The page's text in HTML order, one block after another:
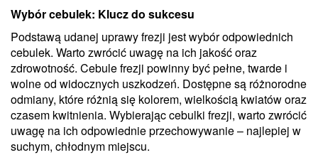
Wybór cebulek: Klucz do sukcesu
Podstawą udanej uprawy frezji jest wybór odpowiednich
cebulek. Warto zwrócić uwagę na ich jakość oraz
zdrowotność. Cebule frezji powinny być pełne, twarde i
wolne od widocznych uszkodzeń. Dostępne są różnorodne
odmiany, które różnią się kolorem, wielkością kwiatów oraz
czasem kwitnienia. Wybierając cebulki frezji, warto zwrócić
uwagę na ich odpowiednie przechowywanie – najlepiej w
suchym, chłodnym miejscu.